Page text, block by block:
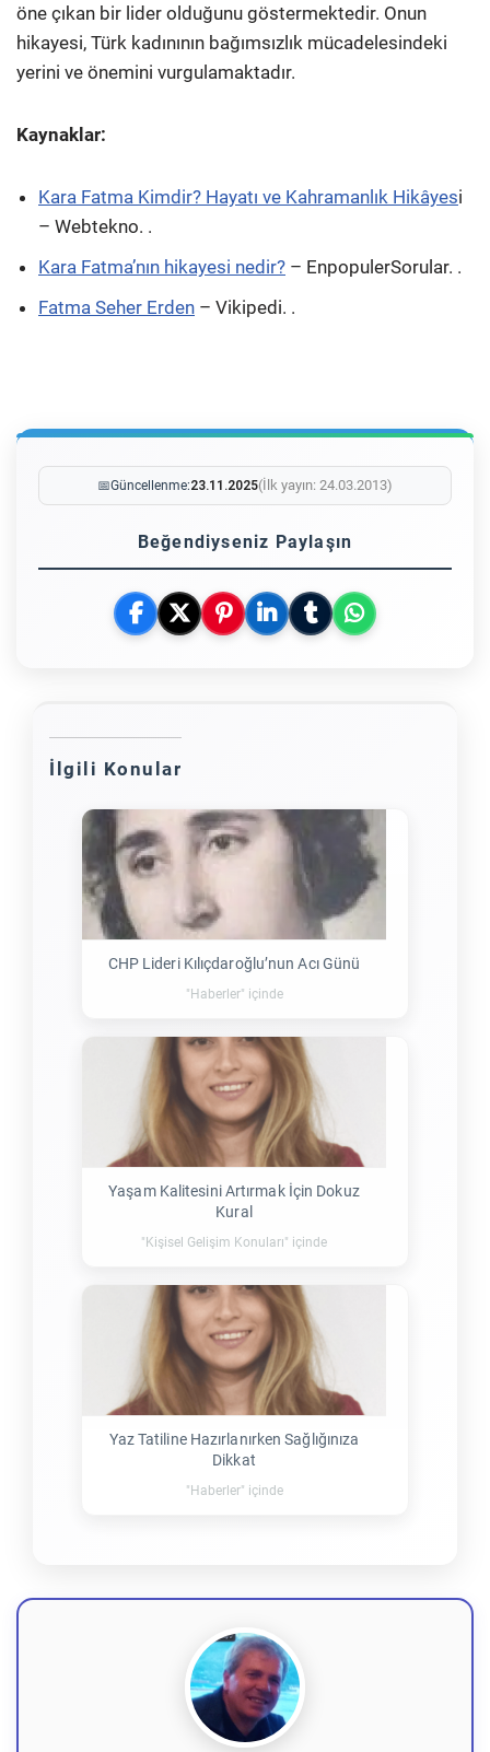
öne çıkan bir lider olduğunu göstermektedir. Onun
hikayesi, Türk kadınının bağımsızlık mücadelesindeki
yerini ve önemini vurgulamaktadır.
Kaynaklar:
Kara Fatma Kimdir? Hayatı ve Kahramanlık Hikâyesi
– Webtekno. .
Kara Fatma’nın hikayesi nedir? – EnpopulerSorular. .
Fatma Seher Erden – Vikipedi. .
📅Güncellenme:23.11.2025(İlk yayın: 24.03.2013)
Beğendiyseniz Paylaşın
İlgili Konular
CHP Lideri Kılıçdaroğlu’nun Acı Günü
"Haberler" içinde
Yaşam Kalitesini Artırmak İçin Dokuz
Kural
"Kişisel Gelişim Konuları" içinde
Yaz Tatiline Hazırlanırken Sağlığınıza
Dikkat
"Haberler" içinde